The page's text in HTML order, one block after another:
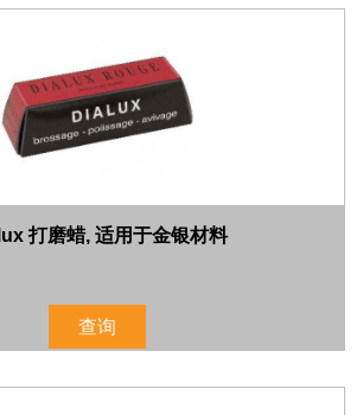
打磨蜡, 适用于金银材料
查询